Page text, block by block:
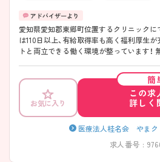
愛知県愛知郡東郷町位置するクリニックにて看護
は110日以上、有給取得率も高く福利厚生
トと両立できる働く環境が整っています！ 無料駐車場が完備されている
の情報や面接のポイントをお伝えしますの
さいませ。
お気に入り
簡
この求
詳しく
医療法人桂名会 やま
求人番号 :